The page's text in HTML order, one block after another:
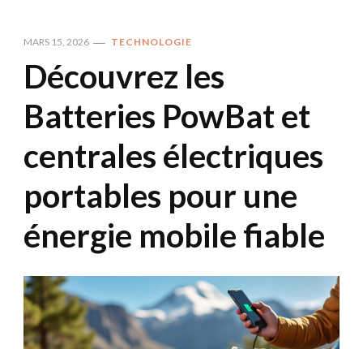
MARS 15, 2026 TECHNOLOGIE
Découvrez les
Batteries PowBat et
centrales électriques
portables pour une
énergie mobile fiable